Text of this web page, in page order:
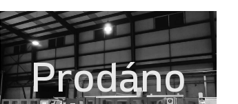
Prodáno